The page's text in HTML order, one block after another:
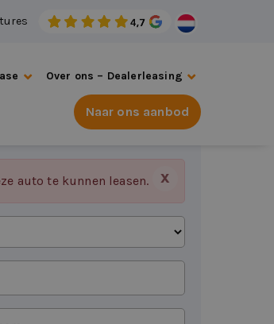
Over ons – Dealerleasing
Naar ons aanbod
auto te kunnen leasen. X